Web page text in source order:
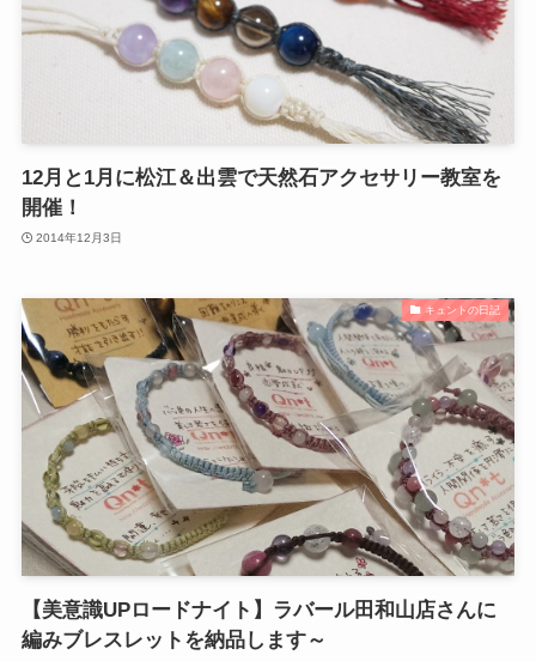
12月と1月に松江＆出雲で天然石アクセサリー教室を
開催！
2014年12月3日
キュントの日記
【美意識UPロードナイト】ラバール田和山店さんに
編みブレスレットを納品します～